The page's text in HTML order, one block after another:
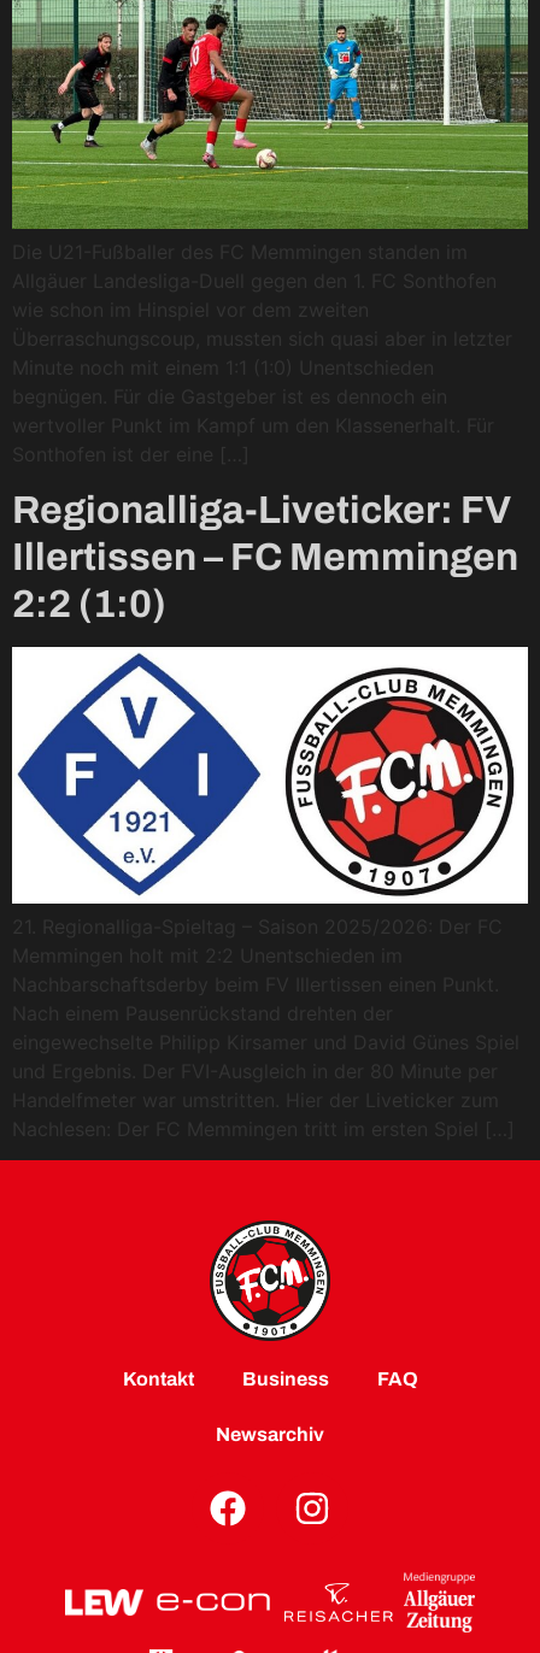
Die U21-Fußballer des FC Memmingen standen im
Allgäuer Landesliga-Duell gegen den 1. FC Sonthofen
wie schon im Hinspiel vor dem zweiten
Überraschungscoup, mussten sich quasi aber in letzter
Minute noch mit einem 1:1 (1:0) Unentschieden
begnügen. Für die Gastgeber ist es dennoch ein
wertvoller Punkt im Kampf um den Klassenerhalt. Für
Sonthofen ist der eine […]
Regionalliga-Liveticker: FV
Illertissen – FC Memmingen
2:2 (1:0)
21. Regionalliga-Spieltag – Saison 2025/2026: Der FC
Memmingen holt mit 2:2 Unentschieden im
Nachbarschaftsderby beim FV Illertissen einen Punkt.
Nach einem Pausenrückstand drehten der
eingewechselte Philipp Kirsamer und David Günes Spiel
und Ergebnis. Der FVI-Ausgleich in der 80 Minute per
Handelfmeter war umstritten. Hier der Liveticker zum
Nachlesen: Der FC Memmingen tritt im ersten Spiel […]
Kontakt Business FAQ
Newsarchiv